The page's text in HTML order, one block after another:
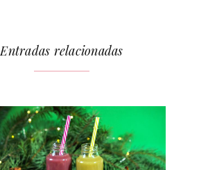
Entradas relacionadas